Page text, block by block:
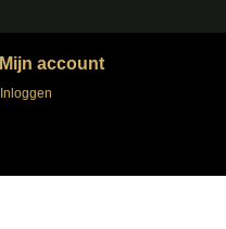
Mijn account
Inloggen